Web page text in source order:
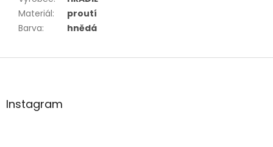
Materiál:
proutí
Barva: hnědá
Z
äInstagram